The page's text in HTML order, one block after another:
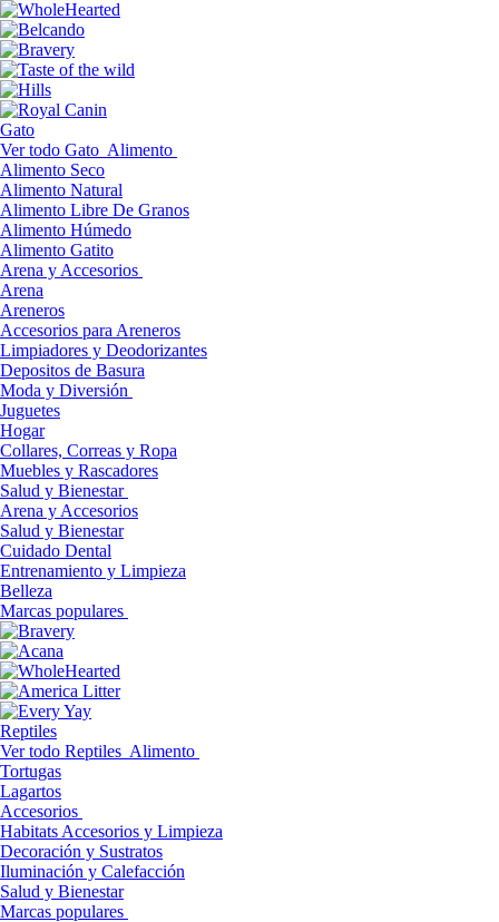
Gato
Ver todo Gato Alimento
Alimento Seco
Alimento Natural
Alimento Libre De Granos
Alimento Húmedo
Alimento Gatito
Arena y Accesorios
Arena
Areneros
Accesorios para Areneros
Limpiadores y Deodorizantes
Depositos de Basura
Moda y Diversión
Juguetes
Hogar
Collares, Correas y Ropa
Muebles y Rascadores
Salud y Bienestar
Arena y Accesorios
Salud y Bienestar
Cuidado Dental
Entrenamiento y Limpieza
Belleza
Marcas populares
Reptiles
Ver todo Reptiles Alimento
Tortugas
Lagartos
Accesorios
Habitats Accesorios y Limpieza
Decoración y Sustratos
Iluminación y Calefacción
Salud y Bienestar
Marcas populares